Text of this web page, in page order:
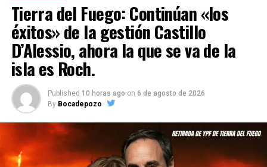
Tierra del Fuego: Continúan «los
éxitos» de la gestión Castillo
D’Alessio, ahora la que se va de la
isla es Roch.
Published 10 horas ago on 6 de agosto de 2026
By Bocadepozo